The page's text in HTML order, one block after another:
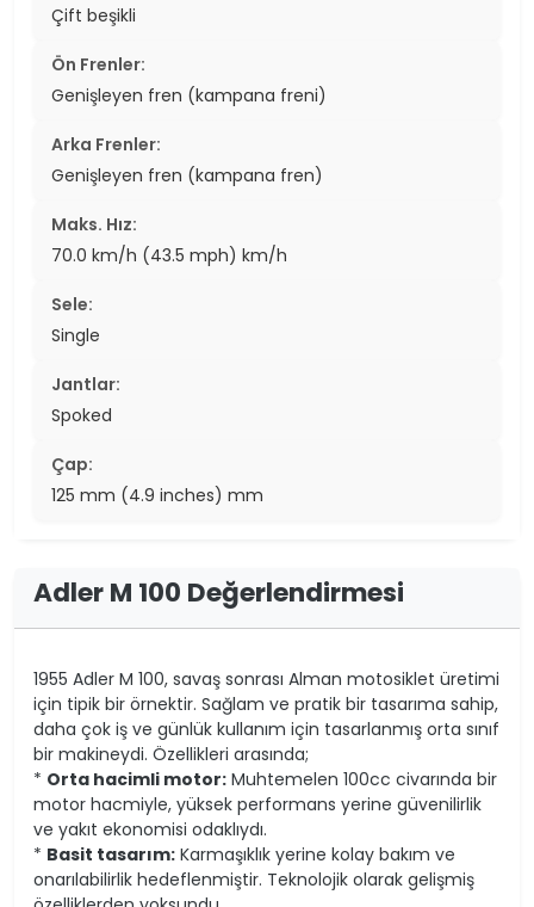
Çift beşikli
Ön Frenler:
Genişleyen fren (kampana freni)
Arka Frenler:
Genişleyen fren (kampana fren)
Maks. Hız:
70.0 km/h (43.5 mph) km/h
Sele:
Single
Jantlar:
Spoked
Çap:
125 mm (4.9 inches) mm
Adler M 100 Değerlendirmesi
1955 Adler M 100, savaş sonrası Alman motosiklet üretimi
için tipik bir örnektir. Sağlam ve pratik bir tasarıma sahip,
daha çok iş ve günlük kullanım için tasarlanmış orta sınıf
bir makineydi. Özellikleri arasında;
* Orta hacimli motor: Muhtemelen 100cc civarında bir
motor hacmiyle, yüksek performans yerine güvenilirlik
ve yakıt ekonomisi odaklıydı.
* Basit tasarım: Karmaşıklık yerine kolay bakım ve
onarılabilirlik hedeflenmiştir. Teknolojik olarak gelişmiş